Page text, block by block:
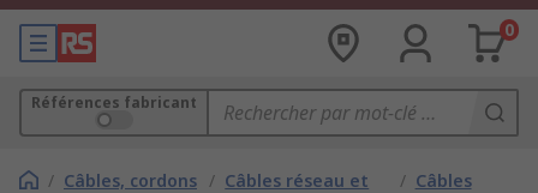
0
Références fabricant
/ Câbles, cordons / Câbles réseau et
/ Câbles